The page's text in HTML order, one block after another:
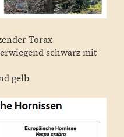
Torax
schwarz mit